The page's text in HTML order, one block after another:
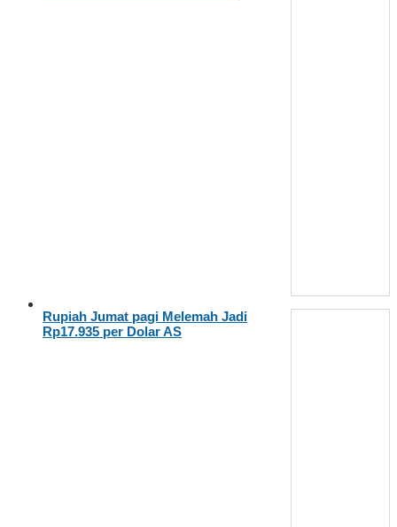
Rupiah Jumat pagi Melemah Jadi
Rp17.935 per Dolar AS